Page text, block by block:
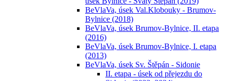
BeVlaVa, úsek Val.Klobouky - Brumov-
Bylnice (2018)
BeVlaVa, úsek Brumov-Bylnice, II. etapa
(2016)
BeVlaVa, úsek Brumov-Bylnice, I. etapa
(2013)
BeVlaVa, úsek Sv. Štěpán - Sidonie
II. etapa - úsek od přejezdu do